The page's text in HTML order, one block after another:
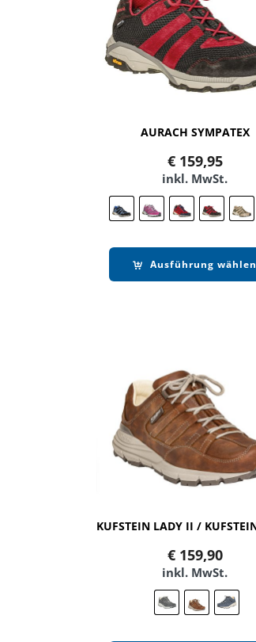
AURACH SYMPATEX
€159,95
inkl. MwSt.
Ausführung wählen
€159,90
inkl. MwSt.